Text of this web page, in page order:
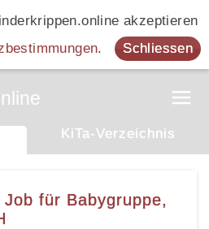
akzeptieren
. Schliessen
KiTa-Verzeichnis
für Babygruppe,